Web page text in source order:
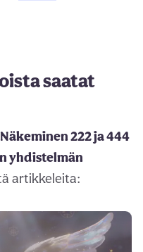
saatat
Näkeminen 222 ja 444
yhdistelmän
artikkeleita: